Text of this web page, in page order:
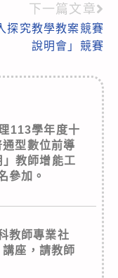
下一篇文章
探究教學教案競賽
說明會」競賽
113學年度十
型數位前導
教師增能工
參加。
教師專業社
座，請教師